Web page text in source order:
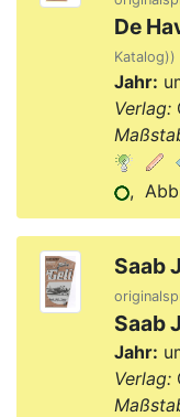
De
Katalog))
Jahr:
Verlag:
,
Saab
Saab
Jahr:
Verlag: